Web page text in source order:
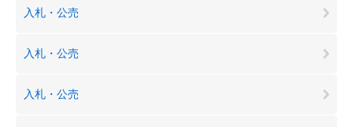
入札・公売
入札・公売
入札・公売